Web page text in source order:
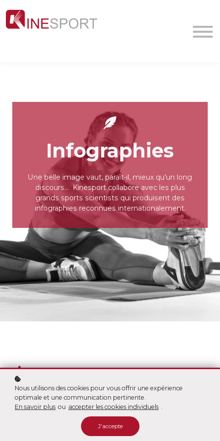
La société
Infographies
Une belle image vaut, paraît-il, mieux qu'un long
discours... Kinesport collabore avec les plus
grands sports scientists qui produisent des
infographies reconnues internationalement.
OBJECTIFS
Sciences et applications
Rapidité de lecture
Nous utilisons des cookies pour vous offrir une expérience
optimale et une communication pertinente.
En savoir plus ou accepter les cookies individuels .
J'accepte